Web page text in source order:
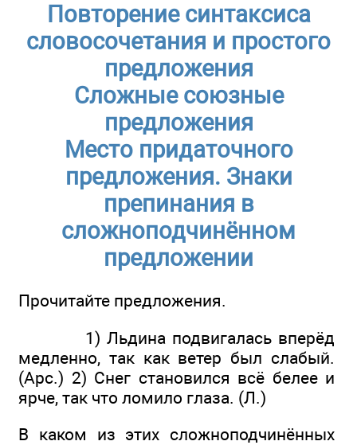
Повторение синтаксиса
словосочетания и простого
предложения
Сложные союзные
предложения
Место придаточного
предложения. Знаки
препинания в
сложноподчинённом
предложении
Прочитайте предложения.
1) Льдина подвигалась вперёд
медленно, так как ветер был слабый.
(Арс.) 2) Снег становился всё белее и
ярче, так что ломило глаза. (Л.)
В каком из этих сложноподчинённых